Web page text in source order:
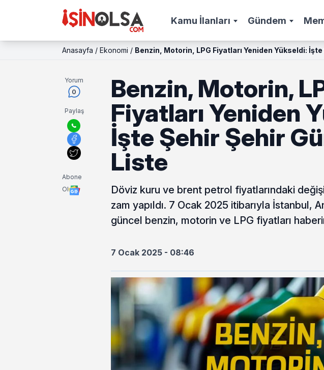
Kamu İlanları Gündem
Anasayfa / Ekonomi / Benzin, Motorin, LPG Fiyatları Yeniden Yükseldi:
Yorum
0
Paylaş
Abone
Ol
Benzin, Motorin,
Fiyatları Yeniden
İşte Şehir Şehir
Liste
Döviz kuru ve brent petrol fiyatlarındaki
zam yapıldı. 7 Ocak 2025 itibarıyla İstanbul,
güncel benzin, motorin ve LPG fiyatları
7 Ocak 2025 - 08:46